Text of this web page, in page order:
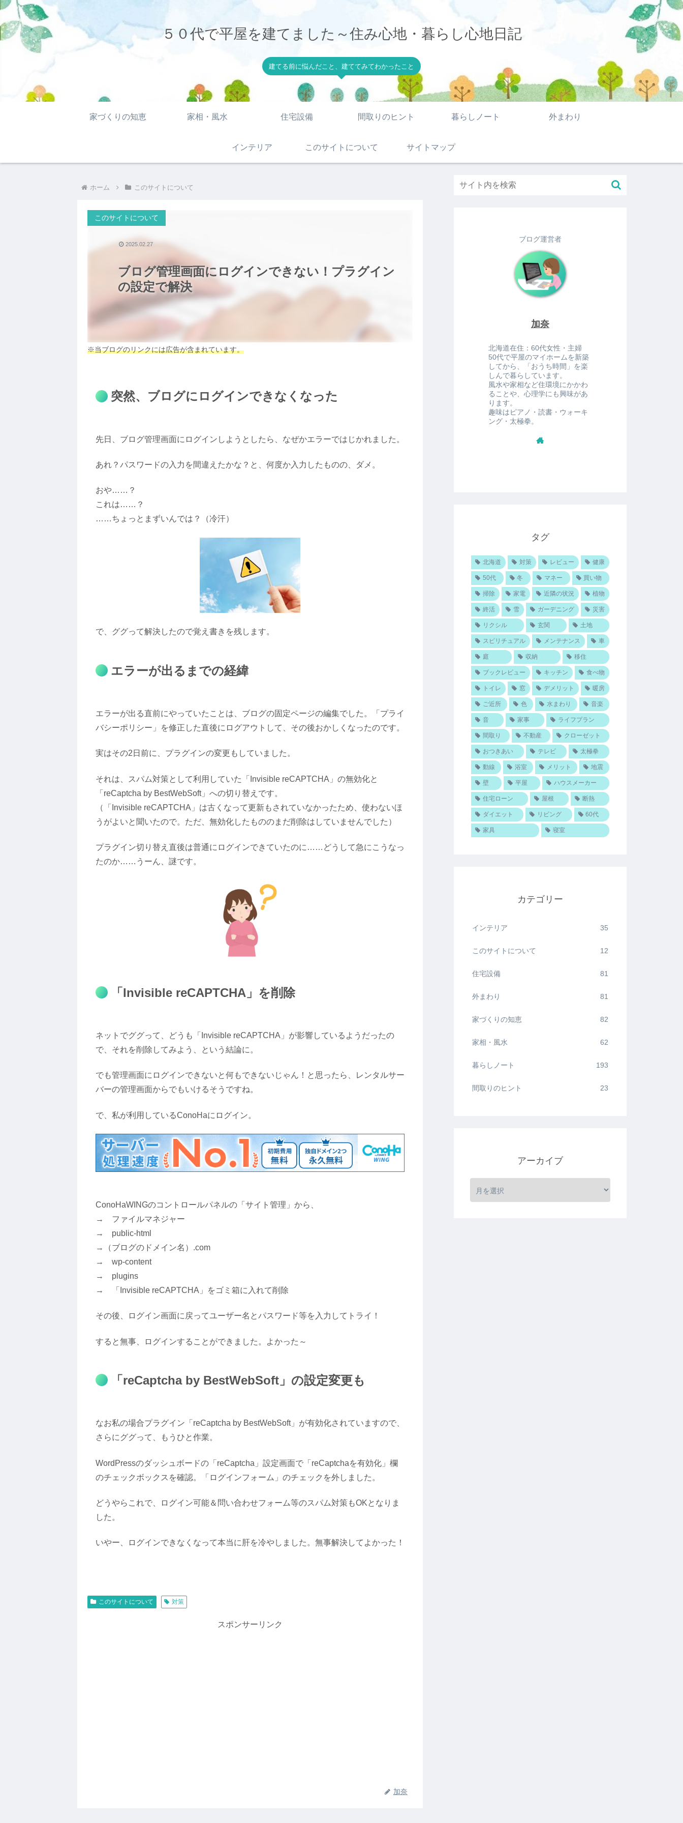
５０代で平屋を建てました～住み心地・暮らし心地日記
建てる前に悩んだこと、建ててみてわかったこと
家づくりの知恵 家相・風水 住宅設備 間取りのヒント 暮らしノート 外まわり
インテリア このサイトについて サイトマップ
ホーム このサイトについて
ブログ管理画面にログインできない！プラグイン
の設定で解決
このサイトについて
2025.02.27
※当ブログのリンクには広告が含まれています。
突然、ブログにログインできなくなった
先日、ブログ管理画面にログインしようとしたら、なぜかエラーではじかれました。
あれ？パスワードの入力を間違えたかな？と、何度か入力したものの、ダメ。
おや……？
これは……？
……ちょっとまずいんでは？（冷汗）
で、ググって解決したので覚え書きを残します。
エラーが出るまでの経緯
エラーが出る直前にやっていたことは、ブログの固定ページの編集でした。「プライ
バシーポリシー」を修正した直後にログアウトして、その後おかしくなったのです。
実はその2日前に、プラグインの変更もしていました。
それは、スパム対策として利用していた「Invisible reCAPTCHA」の無効化と
「reCaptcha by BestWebSoft」への切り替えです。
（「Invisible reCAPTCHA」は古くなって更新もされていなかったため、使わないほ
うがよいと聞いたので。ただ、無効化したもののまだ削除はしていませんでした）
プラグイン切り替え直後は普通にログインできていたのに……どうして急にこうなっ
たのか……うーん、謎です。
「Invisible reCAPTCHA」を削除
ネットでググって、どうも「Invisible reCAPTCHA」が影響しているようだったの
で、それを削除してみよう、という結論に。
でも管理画面にログインできないと何もできないじゃん！と思ったら、レンタルサー
バーの管理画面からでもいけるそうですね。
で、私が利用しているConoHaにログイン。
ConoHaWINGのコントロールパネルの「サイト管理」から、
→ ファイルマネジャー
→ public-html
→（ブログのドメイン名）.com
→ wp-content
→ plugins
→ 「Invisible reCAPTCHA」をゴミ箱に入れて削除
その後、ログイン画面に戻ってユーザー名とパスワード等を入力してトライ！
すると無事、ログインすることができました。よかった～
「reCaptcha by BestWebSoft」の設定変更も
なお私の場合プラグイン「reCaptcha by BestWebSoft」が有効化されていますので、
さらにググって、もうひと作業。
WordPressのダッシュボードの「reCaptcha」設定画面で「reCaptchaを有効化」欄
のチェックボックスを確認。「ログインフォーム」のチェックを外しました。
どうやらこれで、ログイン可能＆問い合わせフォーム等のスパム対策もOKとなりま
した。
いやー、ログインできなくなって本当に肝を冷やしました。無事解決してよかった！
このサイトについて 対策
スポンサーリンク
加奈
ブログ運営者
加奈
北海道在住：60代女性・主婦
50代で平屋のマイホームを新築
してから、「おうち時間」を楽
しんで暮らしています。
風水や家相など住環境にかかわ
ることや、心理学にも興味があ
ります。
趣味はピアノ・読書・ウォーキ
ング・太極拳。
タグ
北海道 対策 レビュー 健康
50代 冬 マネー 買い物
掃除 家電 近隣の状況 植物
終活 雪 ガーデニング 災害
リクシル 玄関 土地
スピリチュアル メンテナンス 車
庭 収納 移住
ブックレビュー キッチン 食べ物
トイレ 窓 デメリット 暖房
ご近所 色 水まわり 音楽
音 家事 ライフプラン
間取り 不動産 クローゼット
おつきあい テレビ 太極拳
動線 浴室 メリット 地震
壁 平屋 ハウスメーカー
住宅ローン 屋根 断熱
ダイエット リビング 60代
家具 寝室
カテゴリー
インテリア 35
このサイトについて 12
住宅設備 81
外まわり 81
家づくりの知恵 82
家相・風水 62
暮らしノート 193
間取りのヒント 23
アーカイブ